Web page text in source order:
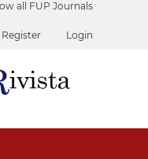
all FUP Journals
Register Login